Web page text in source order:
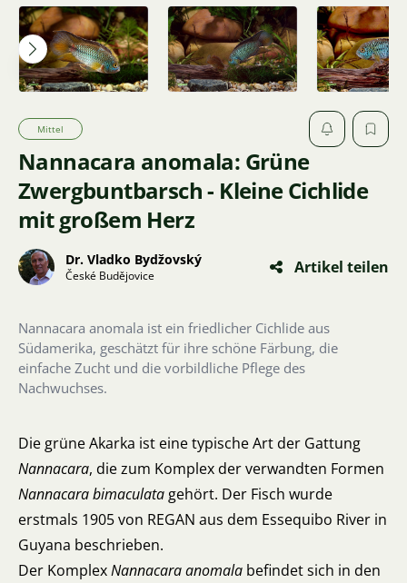
Nannacara anomala: Grüne
Zwergbuntbarsch - Kleine Cichlide
mit großem Herz
Mittel
Dr. Vladko Bydžovský
České Budějovice Artikel teilen
Nannacara anomala ist ein friedlicher Cichlide aus
Südamerika, geschätzt für ihre schöne Färbung, die
einfache Zucht und die vorbildliche Pflege des
Nachwuchses.
Die grüne Akarka ist eine typische Art der Gattung
Nannacara, die zum Komplex der verwandten Formen
Nannacara bimaculata gehört. Der Fisch wurde
erstmals 1905 von REGAN aus dem Essequibo River in
Guyana beschrieben.
Der KomplexNannacara anomala befindet sich in den